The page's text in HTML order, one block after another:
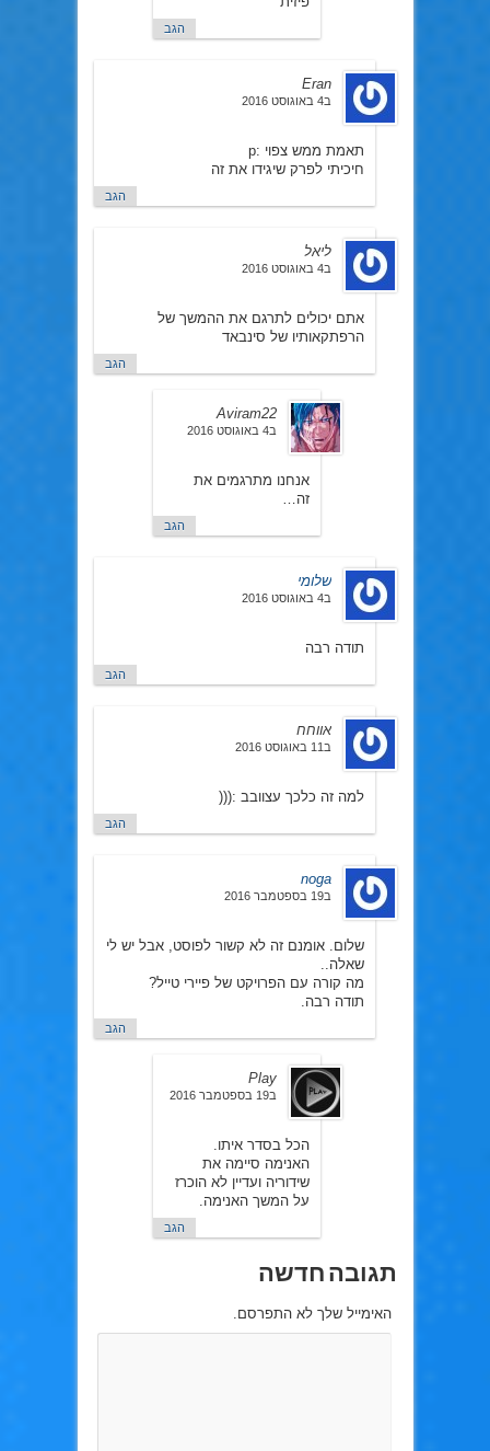
הגב
Eran
ב4 באוגוסט 2016
תאמת ממש צפוי :p
חיכיתי לפרק שיגידו את זה
הגב
ליאל
ב4 באוגוסט 2016
אתם יכולים לתרגם את ההמשך של
הרפתקאותיו של סינבאד
הגב
Aviram22
ב4 באוגוסט 2016
אנחנו מתרגמים את
זה…
הגב
שלומי
ב4 באוגוסט 2016
תודה רבה
הגב
אווחח
ב11 באוגוסט 2016
למה זה כלכך עצוובב :(((
הגב
noga
ב19 בספטמבר 2016
שלום. אומנם זה לא קשור לפוסט, אבל יש לי
שאלה..
מה קורה עם הפרויקט של פיירי טייל?
תודה רבה.
הגב
Play
ב19 בספטמבר 2016
הכל בסדר איתו.
האנימה סיימה את
שידוריה ועדיין לא הוכרז
על המשך האנימה.
הגב
תגובה חדשה
האימייל שלך לא התפרסם.